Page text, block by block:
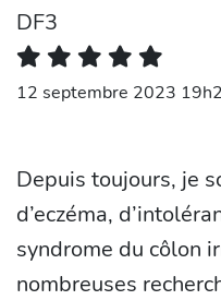
DF3
12 septembre 2023
Depuis toujours, je
d’eczéma,
syndrome du côlon
nombreuses